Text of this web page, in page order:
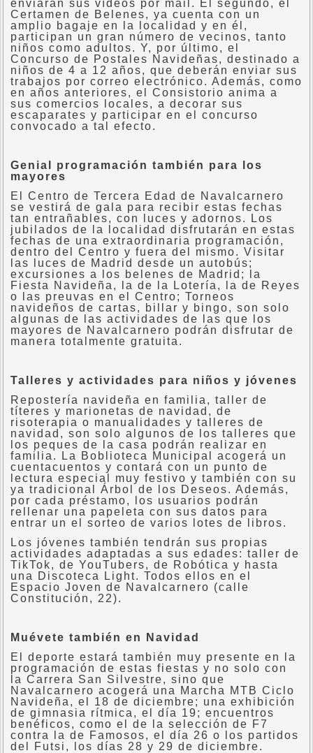
enviarán sus vídeos por mail. El segundo, el
Certamen de Belenes, ya cuenta con un
amplio bagaje en la localidad y en él,
participan un gran número de vecinos, tanto
niños como adultos. Y, por último, el
Concurso de Postales Navideñas, destinado a
niños de 4 a 12 años, que deberán enviar sus
trabajos por correo electrónico. Además, como
en años anteriores, el Consistorio anima a
sus comercios locales, a decorar sus
escaparates y participar en el concurso
convocado a tal efecto.
Genial programación también para los
mayores
El Centro de Tercera Edad de Navalcarnero
se vestirá de gala para recibir estas fechas
tan entrañables, con luces y adornos. Los
jubilados de la localidad disfrutarán en estas
fechas de una extraordinaria programación,
dentro del Centro y fuera del mismo. Visitar
las luces de Madrid desde un autobús;
excursiones a los belenes de Madrid; la
Fiesta Navideña, la de la Lotería, la de Reyes
o las preuvas en el Centro; Torneos
navideños de cartas, billar y bingo, son solo
algunas de las actividades de las que los
mayores de Navalcarnero podrán disfrutar de
manera totalmente gratuita.
Talleres y actividades para niños y jóvenes
Repostería navideña en familia, taller de
títeres y marionetas de navidad, de
risoterapia o manualidades y talleres de
navidad, son solo algunos de los talleres que
los peques de la casa podrán realizar en
familia. La Boblioteca Municipal acogerá un
cuentacuentos y contará con un punto de
lectura especial muy festivo y también con su
ya tradicional Árbol de los Deseos. Además,
por cada préstamo, los usuarios podrán
rellenar una papeleta con sus datos para
entrar un el sorteo de varios lotes de libros.
Los jóvenes también tendrán sus propias
actividades adaptadas a sus edades: taller de
TikTok, de YouTubers, de Robótica y hasta
una Discoteca Light. Todos ellos en el
Espacio Joven de Navalcarnero (calle
Constitución, 22).
Muévete también en Navidad
El deporte estará también muy presente en la
programación de estas fiestas y no solo con
la Carrera San Silvestre, sino que
Navalcarnero acogerá una Marcha MTB Ciclo
Navideña, el 18 de diciembre; una exhibición
de gimnasia rítmica, el día 19; encuentros
benéficos, como el de la selección de F7
contra la de Famosos, el día 26 o los partidos
del Futsi, los días 28 y 29 de diciembre.